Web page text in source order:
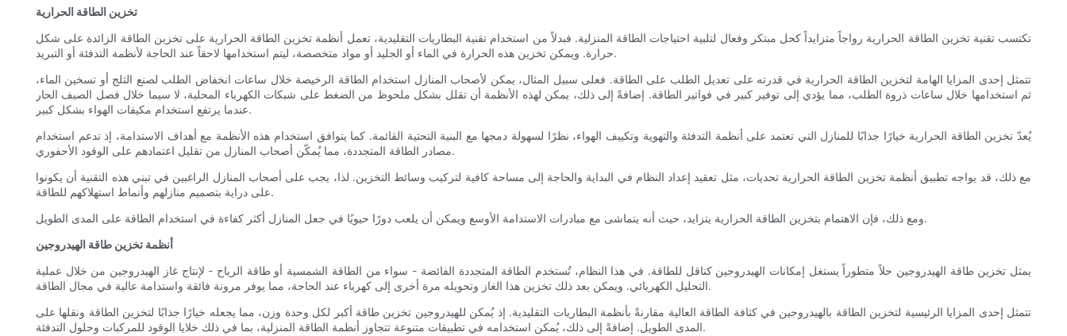
تخزين الطاقة الحرارية
تكتسب تقنية تخزين الطاقة الحرارية رواجاً متزايداً كحل مبتكر وفعال لتلبية احتياجات الطاقة المنزلية. فبدلاً من استخدام تقنية البطاريات التقليدية، تعمل أنظمة تخزين الطاقة الحرارية على تخزين الطاقة الزائدة على شكل
حرارة. ويمكن تخزين هذه الحرارة في الماء أو الجليد أو مواد متخصصة، ليتم استخدامها لاحقاً عند الحاجة لأنظمة التدفئة أو التبريد.
تتمثل إحدى المزايا الهامة لتخزين الطاقة الحرارية في قدرته على تعديل الطلب على الطاقة. فعلى سبيل المثال، يمكن لأصحاب المنازل استخدام الطاقة الرخيصة خلال ساعات انخفاض الطلب لصنع الثلج أو تسخين الماء،
ثم استخدامها خلال ساعات ذروة الطلب، مما يؤدي إلى توفير كبير في فواتير الطاقة. إضافةً إلى ذلك، يمكن لهذه الأنظمة أن تقلل بشكل ملحوظ من الضغط على شبكات الكهرباء المحلية، لا سيما خلال فصل الصيف الحار
عندما يرتفع استخدام مكيفات الهواء بشكل كبير.
يُعدّ تخزين الطاقة الحرارية خيارًا جذابًا للمنازل التي تعتمد على أنظمة التدفئة والتهوية وتكييف الهواء، نظرًا لسهولة دمجها مع البنية التحتية القائمة. كما يتوافق استخدام هذه الأنظمة مع أهداف الاستدامة، إذ تدعم استخدام
مصادر الطاقة المتجددة، مما يُمكّن أصحاب المنازل من تقليل اعتمادهم على الوقود الأحفوري.
مع ذلك، قد يواجه تطبيق أنظمة تخزين الطاقة الحرارية تحديات، مثل تعقيد إعداد النظام في البداية والحاجة إلى مساحة كافية لتركيب وسائط التخزين. لذا، يجب على أصحاب المنازل الراغبين في تبني هذه التقنية أن يكونوا
على دراية بتصميم منازلهم وأنماط استهلاكهم للطاقة.
ومع ذلك، فإن الاهتمام بتخزين الطاقة الحرارية يتزايد، حيث أنه يتماشى مع مبادرات الاستدامة الأوسع ويمكن أن يلعب دورًا حيويًا في جعل المنازل أكثر كفاءة في استخدام الطاقة على المدى الطويل.
أنظمة تخزين طاقة الهيدروجين
يمثل تخزين طاقة الهيدروجين حلاً متطوراً يستغل إمكانات الهيدروجين كناقل للطاقة. في هذا النظام، تُستخدم الطاقة المتجددة الفائضة - سواء من الطاقة الشمسية أو طاقة الرياح - لإنتاج غاز الهيدروجين من خلال عملية
التحليل الكهربائي. ويمكن بعد ذلك تخزين هذا الغاز وتحويله مرة أخرى إلى كهرباء عند الحاجة، مما يوفر مرونة فائقة واستدامة عالية في مجال الطاقة.
تتمثل إحدى المزايا الرئيسية لتخزين الطاقة بالهيدروجين في كثافة الطاقة العالية مقارنةً بأنظمة البطاريات التقليدية. إذ يُمكن للهيدروجين تخزين طاقة أكبر لكل وحدة وزن، مما يجعله خيارًا جذابًا لتخزين الطاقة ونقلها على
المدى الطويل. إضافةً إلى ذلك، يُمكن استخدامه في تطبيقات متنوعة تتجاوز أنظمة الطاقة المنزلية، بما في ذلك خلايا الوقود للمركبات وحلول التدفئة.